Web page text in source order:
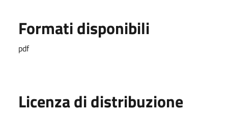
Formati disponibili
pdf
Licenza di distribuzione